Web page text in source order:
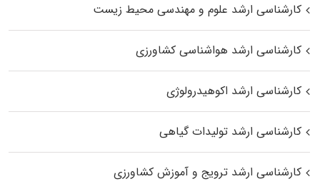
کارشناسی ارشد علوم و مهندسی محیط زیست
کارشناسی ارشد هواشناسی کشاورزی
کارشناسی ارشد اکوهیدرولوژی
کارشناسی ارشد تولیدات گیاهی
کارشناسی ارشد ترویج و آموزش کشاورزی